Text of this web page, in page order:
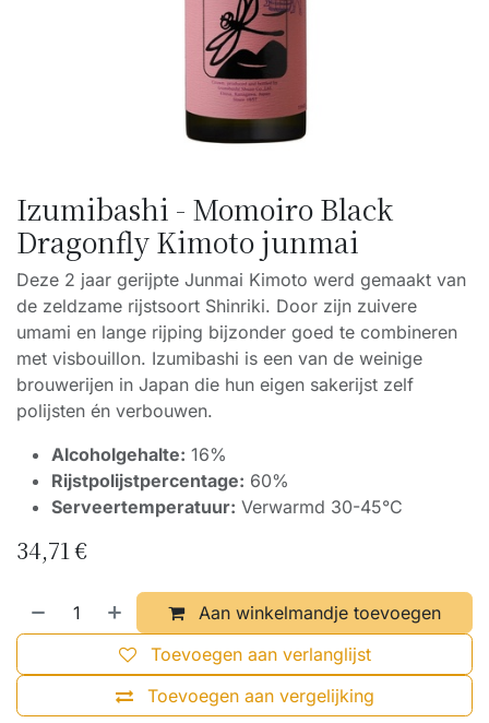
Izumibashi - Momoiro Black
Dragonfly Kimoto junmai
Deze 2 jaar gerijpte Junmai Kimoto werd gemaakt van
de zeldzame rijstsoort Shinriki. Door zijn zuivere
umami en lange rijping bijzonder goed te combineren
met visbouillon. Izumibashi is een van de weinige
brouwerijen in Japan die hun eigen sakerijst zelf
polijsten én verbouwen.
Alcoholgehalte: 16%
Rijstpolijstpercentage: 60%
Serveertemperatuur: Verwarmd 30-45°C
34,71€
Aan winkelmandje toevoegen
Toevoegen aan vergelijking
Toevoegen aan verlanglijst